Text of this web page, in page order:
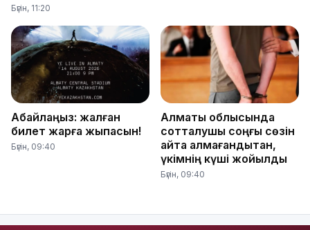
Бүгін, 11:20
Абайлаңыз: жалған
билет жарға жықпасын!
Бүгін, 09:40
Алматы облысында
сотталушы соңғы сөзін
айта алмағандықтан,
үкімнің күші жойылды
Бүгін, 09:40